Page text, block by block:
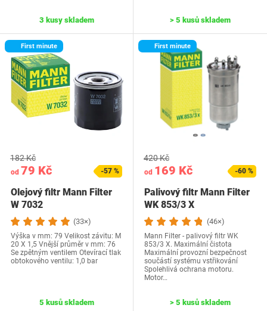
3 kusy skladem > 5 kusů skladem
First minute
od 79 Kč
182 Kč
-57 %
Olejový filtr Mann Filter
W 7032
(33×)
Výška v mm: 79 Velikost závitu: M
20 X 1,5 Vnější průměr v mm: 76
Se zpětným ventilem Otevírací tlak
obtokového ventilu: 1,0 bar
5 kusů skladem
First minute
od 169 Kč
420 Kč
-60 %
Palivový filtr Mann Filter
WK 853/3 X
(46×)
Mann Filter - palivový filtr WK
853/3 X. Maximální čistota
Maximální provozní bezpečnost
součástí systému vstřikování
Spolehlivá ochrana motoru.
Motor…
> 5 kusů skladem